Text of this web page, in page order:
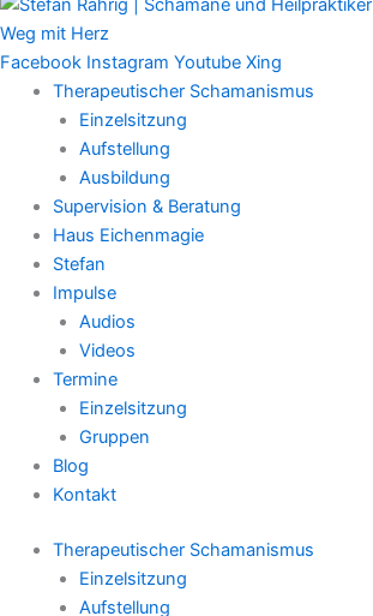
Facebook Instagram Youtube Xing
Therapeutischer Schamanismus
Einzelsitzung
Aufstellung
Ausbildung
Supervision & Beratung
Haus Eichenmagie
Stefan
Impulse
Audios
Videos
Termine
Einzelsitzung
Gruppen
Blog
Kontakt
Therapeutischer Schamanismus
Einzelsitzung
Aufstellung